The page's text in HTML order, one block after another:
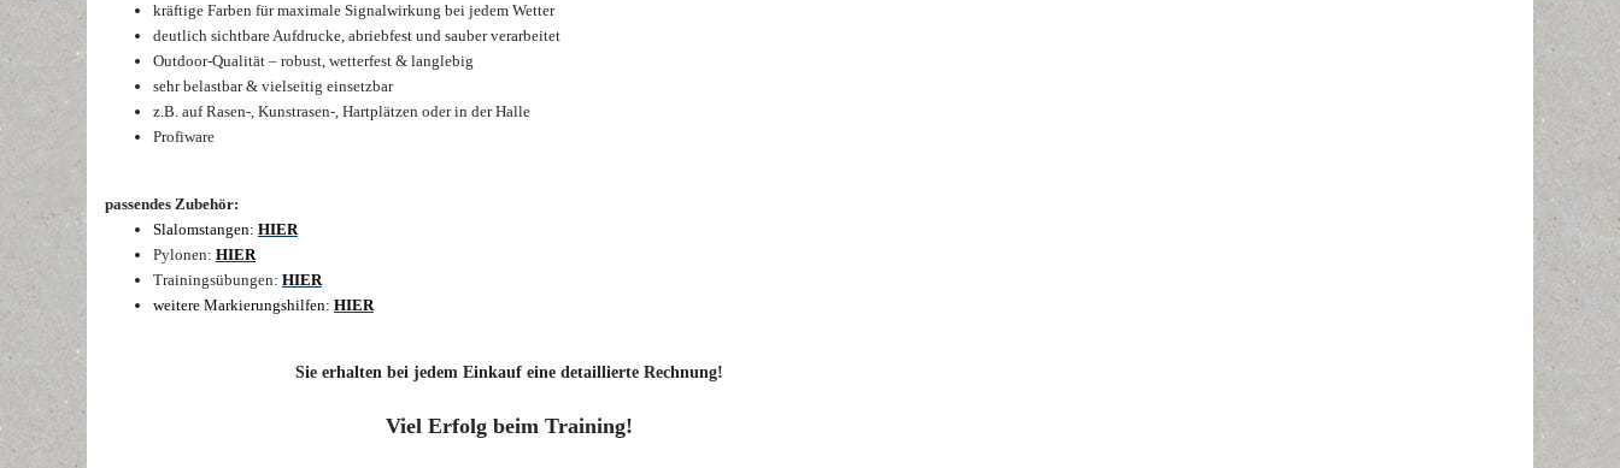
kräftige Farben für maximale Signalwirkung bei jedem Wetter
deutlich sichtbare Aufdrucke, abriebfest und sauber verarbeitet
Outdoor-Qualität – robust, wetterfest & langlebig
sehr belastbar & vielseitig einsetzbar
z.B. auf Rasen-, Kunstrasen-, Hartplätzen oder in der Halle
Profiware
passendes Zubehör:
Slalomstangen: HIER
Pylonen: HIER
Trainingsübungen: HIER
weitere Markierungshilfen: HIER
Sie erhalten bei jedem Einkauf eine detaillierte Rechnung!
Viel Erfolg beim Training!